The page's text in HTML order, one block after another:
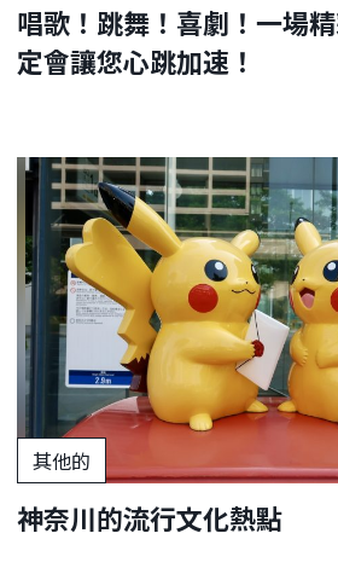
唱歌！跳舞！喜劇！一場精
定會讓您心跳加速！
其他的
神奈川的流行文化熱點